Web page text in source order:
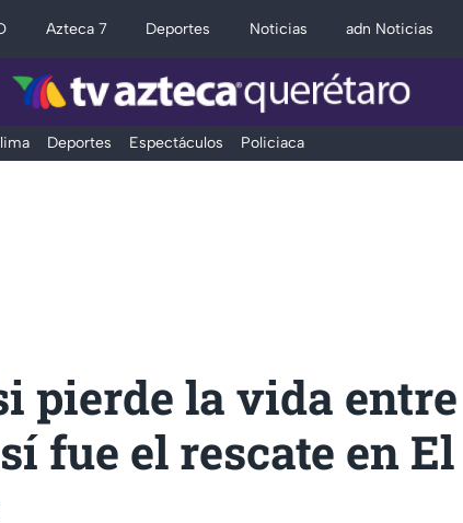
Azteca 7 Deportes Noticias adn Noticias
Deportes Espectáculos Policiaca
pierde la vida entre
fue el rescate en El